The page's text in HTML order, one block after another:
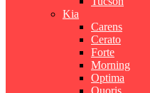
Kia
Carens
Cerato
Forte
Morning
Optima
Quoris